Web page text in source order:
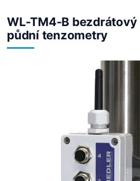
WL-TM4-B bezdrátový
půdní tenzometry